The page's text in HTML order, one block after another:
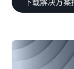
下载解决方案